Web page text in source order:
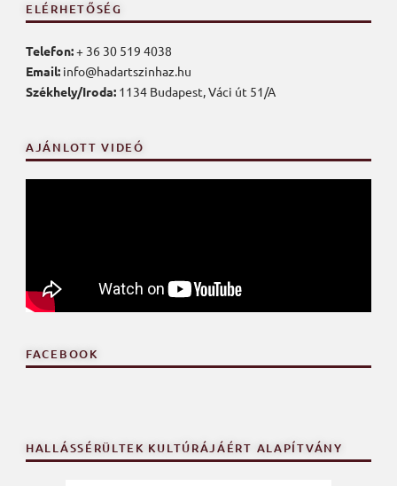
ELÉRHETŐSÉG
Telefon:+ 36 30 519 4038
Email: info@hadartszinhaz.hu
Székhely/Iroda: 1134 Budapest, Váci út 51/A
AJÁNLOTT VIDEÓ
FACEBOOK
HALLÁSSÉRÜLTEK KULTÚRÁJÁÉRT ALAPÍTVÁNY